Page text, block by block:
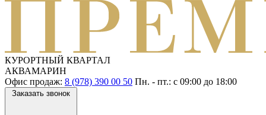
КУРОРТНЫЙ КВАРТАЛ
АКВАМАРИН
Офис продаж: 8 (978) 390 00 50 Пн. - пт.: с 09:00 до 18:00
Заказать звонок